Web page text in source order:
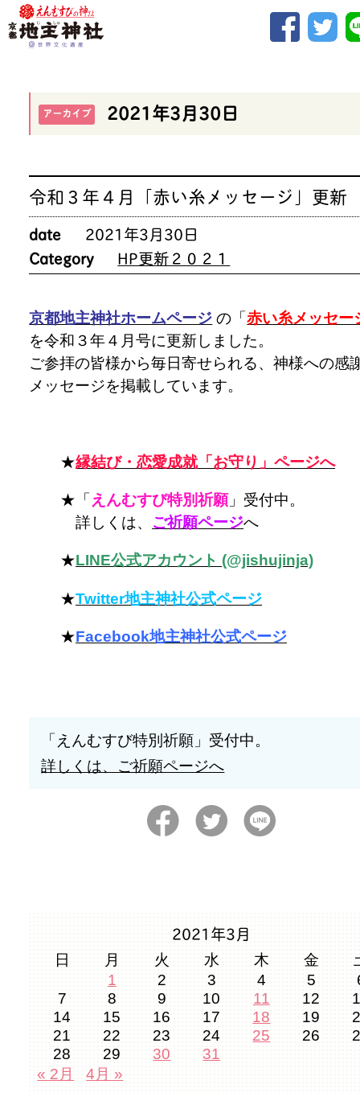
アーカイブ 2021年3月30日
令和３年４月「赤い糸メッセージ」更新
date
2021年3月30日
Category
HP更新２０２１
京都地主神社ホームページ の「赤い糸メッセー
を令和３年４月号に更新しました。
ご参拝の皆様から毎日寄せられる、神様への感
メッセージを掲載しています。
★縁結び・恋愛成就「お守り」ページへ
★「 えんむすび特別祈願」受付中。
詳しくは、 ご祈願ページへ
★LINE公式アカウント (@jishujinja)
★Twitter地主神社公式ページ
★Facebook地主神社公式ページ
「えんむすび特別祈願」受付中。
詳しくは、ご祈願ページへ
2021年3月
日 月 火 水 木 金
1
2 3 4 5
7
8 9 10 11 12
14
15 16 17 18 19
21
22 23 24 25 26
28
29 30
31
« 2月
4月 »